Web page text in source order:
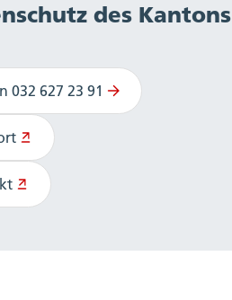
des Kantons
032 627 23 91